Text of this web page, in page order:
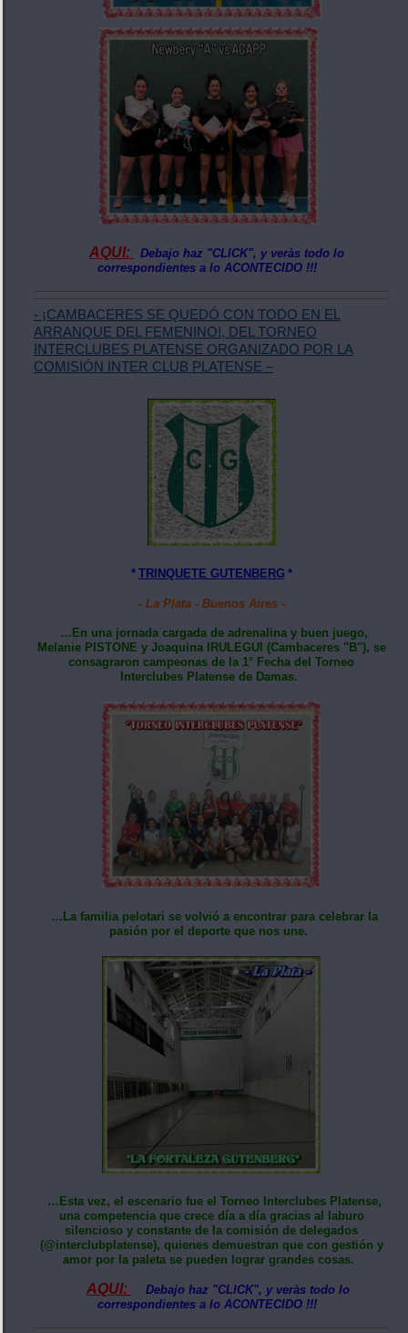
AQUI:
Debajo haz "CLICK", y veràs todo lo
correspondientes a lo ACONTECIDO !!!
- ¡CAMBACERES SE QUEDÓ CON TODO EN EL
ARRANQUE DEL FEMENINO!, DEL TORNEO
INTERCLUBES PLATENSE ORGANIZADO POR LA
COMISIÓN INTER CLUB PLATENSE –
* TRINQUETE GUTENBERG *
- La Plata - Buenos Aires -
…En una jornada cargada de adrenalina y buen juego,
Melanie PISTONE y Joaquina IRULEGUI (Cambaceres "B"), se
consagraron campeonas de la 1° Fecha del Torneo
Interclubes Platense de Damas.
…La familia pelotari se volvió a encontrar para celebrar la
pasión por el deporte que nos une.
…Esta vez, el escenario fue el Torneo Interclubes Platense,
una competencia que crece día a día gracias al laburo
silencioso y constante de la comisión de delegados
(@interclubplatense), quienes demuestran que con gestión y
amor por la paleta se pueden lograr grandes cosas.
AQUI:
Debajo haz "CLICK", y veràs todo lo
correspondientes a lo ACONTECIDO !!!